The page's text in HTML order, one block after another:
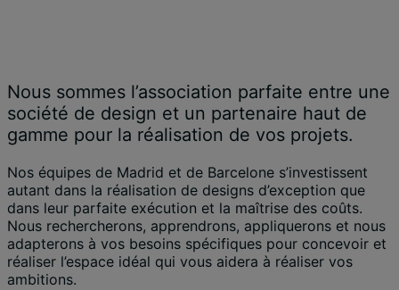
Nous sommes l’association parfaite entre une
société de design et un partenaire haut de
gamme pour la réalisation de vos projets.
Nos équipes de Madrid et de Barcelone s’investissent
autant dans la réalisation de designs d’exception que
dans leur parfaite exécution et la maîtrise des coûts.
Nous rechercherons, apprendrons, appliquerons et nous
adapterons à vos besoins spécifiques pour concevoir et
réaliser l’espace idéal qui vous aidera à réaliser vos
ambitions.